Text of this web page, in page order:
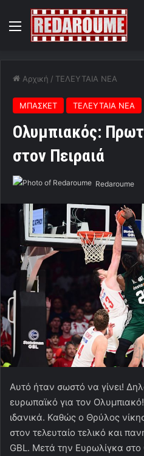
Menu
Αρχική / ΤΕΛΕΥΤΑΙΑ ΝΕΑ
ΜΠΑΣΚΕΤ ΤΕΛΕΥΤΑΙΑ ΝΕΑ
Ολυμπιακός:
στον Πειραιά
Redaroume
Αυτό ήταν σωστό να γίνει!
ευρωπαϊκό για τον
ιδανικά. Καθώς ο Θρύλος
στον τελευταίο τελικό και
GBL. Μετά την Ευρωλίγκα